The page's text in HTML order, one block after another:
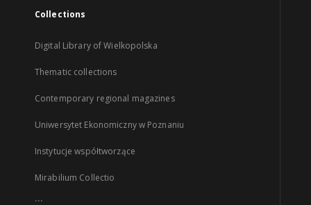
Collections
Digital Library of Wielkopolska
Thematic collections
Contemporary regional magazines
Uniwersytet Ekonomiczny w Poznaniu
Instytucje współtworzące
Mirabilium Collectio
...